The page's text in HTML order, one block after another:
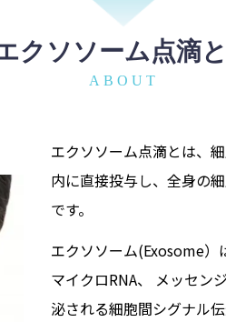
クソソーム点滴
ABOUT
エクソソーム点滴とは、
内に直接投与し、全身の
です。
エクソソーム(Exosome）
マイクロRNA、 メッセン
泌される細胞間シグナル